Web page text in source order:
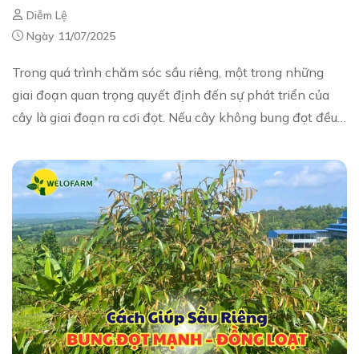
Diễm Lệ
Ngày 11/07/2025
Trong quá trình chăm sóc sầu riêng, một trong những
giai đoạn quan trọng quyết định đến sự phát triển của
cây là giai đoạn ra cơi đọt. Nếu cây không bung đọt đều,